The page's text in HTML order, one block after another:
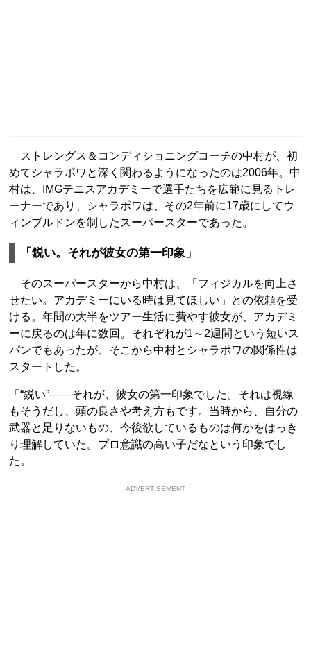
ストレングス＆コンディショニングコーチの中村が、初
めてシャラポワと深く関わるようになったのは2006年。中
村は、IMGテニスアカデミーで選手たちを広範に見るトレ
ーナーであり、シャラポワは、その2年前に17歳にしてウ
ィンブルドンを制したスーパースターであった。
「鋭い。それが彼女の第一印象」
そのスーパースターから中村は、「フィジカルを向上さ
せたい。アカデミーにいる時は見てほしい」との依頼を受
ける。年間の大半をツアー生活に費やす彼女が、アカデミ
ーに戻るのは年に数回。それぞれが1～2週間という短いス
パンでもあったが、そこから中村とシャラポワの関係性は
スタートした。
「“鋭い”――それが、彼女の第一印象でした。それは視線
もそうだし、頭の良さや考え方もです。当時から、自分の
武器と足りないもの、今後欲しているものは何かをはっき
り理解していた。プロ意識の高い子だなという印象でし
た。
ADVERTISEMENT